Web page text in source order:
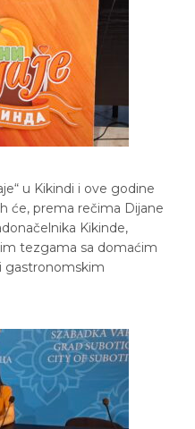
u Kikindi i ove godine
će, prema rečima Dijane
Kikinde,
tezgama sa domaćim
gastronomskim